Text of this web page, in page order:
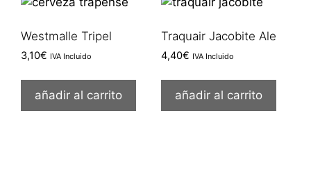
Westmalle Tripel
3,10€ IVA Incluido
añadir al carrito
Traquair Jacobite Ale
4,40€ IVA Incluido
añadir al carrito